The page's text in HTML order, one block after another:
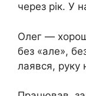
через рік. У
Олег —
без «але»,
лаявся, руку